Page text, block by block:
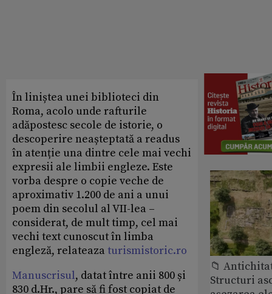
În liniștea unei biblioteci din
Roma, acolo unde rafturile
adăpostesc secole de istorie, o
descoperire neașteptată a readus
în atenție una dintre cele mai vechi
expresii ale limbii engleze. Este
vorba despre o copie veche de
aproximativ 1.200 de ani a unui
poem din secolul al VII-lea –
considerat, de mult timp, cel mai
vechi text cunoscut în limba
engleză, relateaza turismistoric.ro
Manuscrisul, datat între anii 800 și
830 d.Hr., pare să fi fost copiat de
📁
Structuri